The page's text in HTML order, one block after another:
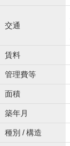
交通
賃料
管理費等
面積
築年月
種別 / 構造